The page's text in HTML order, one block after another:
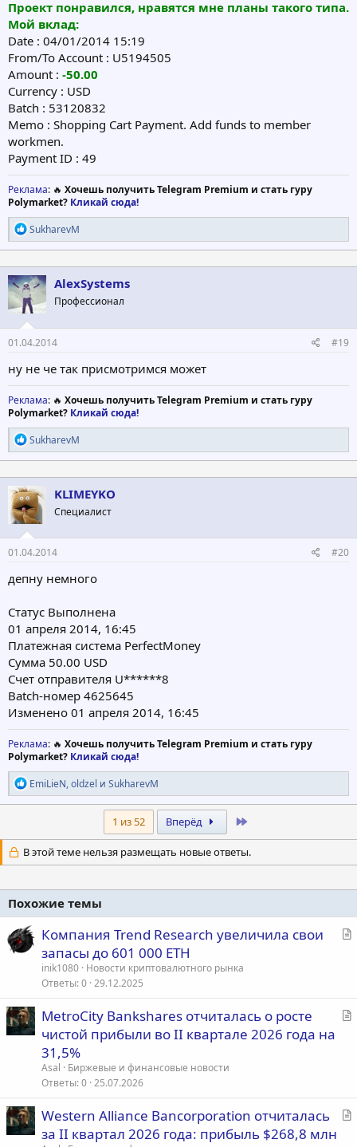
Проект понравился, нравятся мне планы такого типа.
Мой вклад:
Date : 04/01/2014 15:19
From/To Account : U5194505
Amount : -50.00
Currency : USD
Batch : 53120832
Memo : Shopping Cart Payment. Add funds to member
workmen.
Payment ID : 49
Реклама: 🔥 Хочешь получить Telegram Premium и стать гуру
Polymarket? Кликай сюда!
Р
е
а
к
ц
и
и
:
SukharevM
AlexSystems
Профессионал
01.04.2014 #19
ну не че так присмотримся может
Реклама: 🔥 Хочешь получить Telegram Premium и стать гуру
Polymarket? Кликай сюда!
Р
е
а
к
ц
и
и
:
SukharevM
KLIMEYKO
Специалист
01.04.2014 #20
депну немного
Статус Выполнена
01 апреля 2014, 16:45
Платежная система PerfectMoney
Сумма 50.00 USD
Счет отправителя U******8
Batch-номер 4625645
Изменено 01 апреля 2014, 16:45
Реклама: 🔥 Хочешь получить Telegram Premium и стать гуру
Polymarket? Кликай сюда!
Р
е
а
и
и
EmiLieN,oldzel и SukharevM
1 из 52 Вперёд
В этой теме нельзя размещать новые ответы.
Похожие темы
С
я
Компания Trend Research увеличила свои
запасы до 601 000 ETH
inik1080 Новости криптовалютного рынка
Ответы 0 29.12.2025
С
MetroCity Bankshares отчиталась о росте
чистой прибыли во II квартале 2026 года на
31,5%
Asal
Биржевые и финансовые новости
Ответы 0 25.07.2026
С
Western Alliance Bancorporation отчиталась
за II квартал 2026 года: прибыль $268,8 млн